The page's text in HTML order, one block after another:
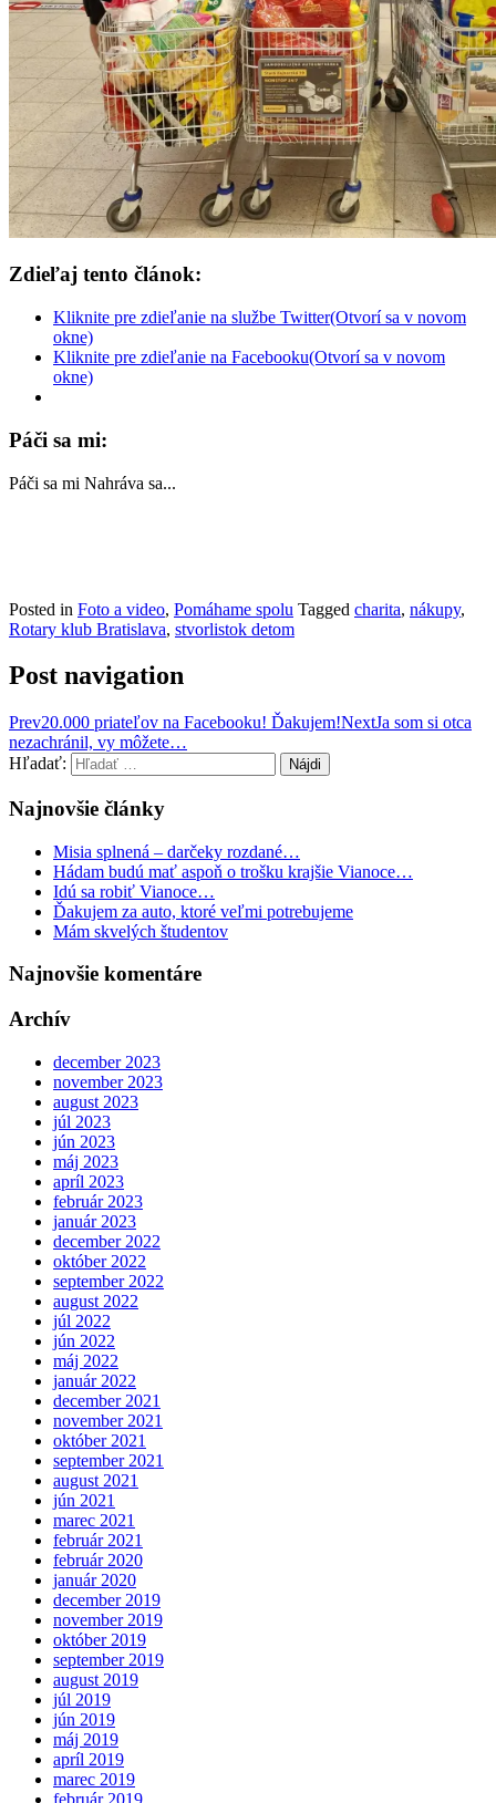
Zdieľaj tento článok:
Kliknite pre zdieľanie na službe Twitter(Otvorí sa v novom
okne)
Kliknite pre zdieľanie na Facebooku(Otvorí sa v novom
okne)
Páči sa mi:
Páči sa mi Nahráva sa...
Posted in Foto a video, Pomáhame spolu Tagged charita, nákupy,
Rotary klub Bratislava, stvorlistok detom
Post navigation
Prev20.000 priateľov na Facebooku! Ďakujem!NextJa som si otca
nezachránil, vy môžete…
Hľadať:
Najnovšie články
Misia splnená – darčeky rozdané…
Hádam budú mať aspoň o trošku krajšie Vianoce…
Idú sa robiť Vianoce…
Ďakujem za auto, ktoré veľmi potrebujeme
Mám skvelých študentov
Najnovšie komentáre
Archív
december 2023
november 2023
august 2023
júl 2023
jún 2023
máj 2023
apríl 2023
február 2023
január 2023
december 2022
október 2022
september 2022
august 2022
júl 2022
jún 2022
máj 2022
január 2022
december 2021
november 2021
október 2021
september 2021
august 2021
jún 2021
marec 2021
február 2021
február 2020
január 2020
december 2019
november 2019
október 2019
september 2019
august 2019
júl 2019
jún 2019
máj 2019
apríl 2019
marec 2019
február 2019